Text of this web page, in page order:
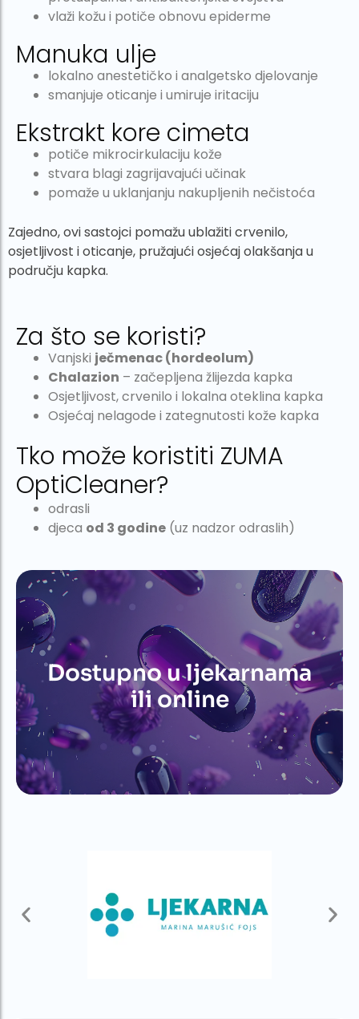
vlaži kožu i potiče obnovu epiderme
Manuka ulje
lokalno anestetičko i analgetsko djelovanje
smanjuje oticanje i umiruje iritaciju
Ekstrakt kore cimeta
potiče mikrocirkulaciju kože
stvara blagi zagrijavajući učinak
pomaže u uklanjanju nakupljenih nečistoća
Zajedno, ovi sastojci pomažu ublažiti crvenilo,
osjetljivost i oticanje, pružajući osjećaj olakšanja u
području kapka.
Za što se koristi?
Vanjski ječmenac (hordeolum)
Chalazion – začepljena žlijezda kapka
Osjetljivost, crvenilo i lokalna oteklina kapka
Osjećaj nelagode i zategnutosti kože kapka
Tko može koristiti ZUMA
OptiCleaner?
odrasli
djeca od 3 godine (uz nadzor odraslih)
Dostupno u ljekarnama
ili online